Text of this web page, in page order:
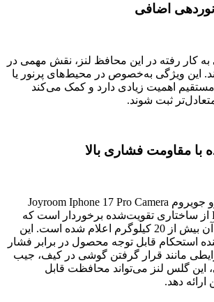
اضافی
کار رفته در این محافظ لنز، نقش مهمی در
این ویژگی به‌خصوص در محیط‌های پرنور یا
اهمیت زیادی دارد و کمک می‌کند
ثبت شوند.
با مقاومت فشاری بالا
گلس لنز آیفون 17 پرو جویروم Joyroom Iphone 17 Pro Camera
Lens Glass JR-17LJ3 از ساختاری تقویت‌شده برخوردار است که
مقاومت فشاری لبه آن بیش از 20 کیلوگرم اعلام شده است. این
استحکام قابل توجه محصول در برابر فشار
مانند قرار گرفتن گوشی در کیف، جیب
این گلس لنز می‌تواند محافظت قابل
ارائه دهد.